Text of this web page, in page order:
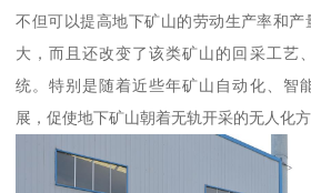
不但可以提高地下矿山的劳动生产率和
大，而且还改变了该类矿山的回采工艺
统。特别是随着近些年矿山自动化、智
展，促使地下矿山朝着无轨开采的无人化方